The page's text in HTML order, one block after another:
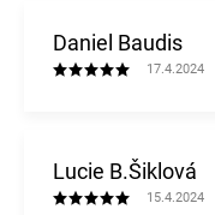
Daniel Baudis
17.4.2024
Lucie B.Šiklová
15.4.2024